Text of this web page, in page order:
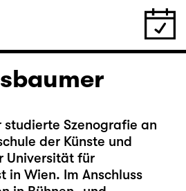
Szenografie an
der Künste und
Universität für
in Wien. Im Anschluss